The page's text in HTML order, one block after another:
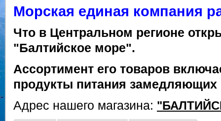
Морская единая компания
Что в Центральном регионе
"Балтийское море".
Ассортимент его товаров
продукты питания замедляющих
Адрес нашего магазина: